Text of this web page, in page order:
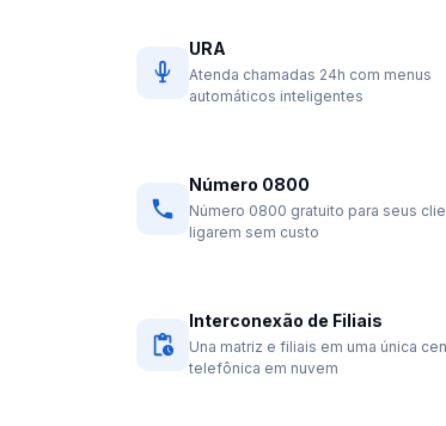
URA
Atenda chamadas 24h com menus
automáticos inteligentes
Número 0800
Número 0800 gratuito para seus
ligarem sem custo
Interconexão de Filiais
Una matriz e filiais em uma única
telefônica em nuvem